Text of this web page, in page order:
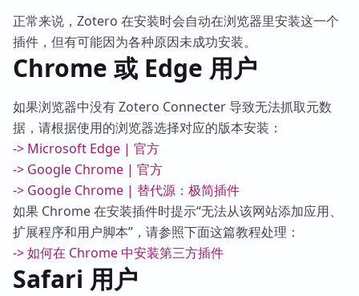
正常来说，Zotero 在安装时会自动在浏览器里安装这一个
插件，但有可能因为各种原因未成功安装。
Chrome 或 Edge 用户
如果浏览器中没有 Zotero Connecter 导致无法抓取元数
据，请根据使用的浏览器选择对应的版本安装：
-> Microsoft Edge | 官方
-> Google Chrome | 官方
-> Google Chrome | 替代源：极简插件
如果 Chrome 在安装插件时提示“无法从该网站添加应用、
扩展程序和用户脚本”，请参照下面这篇教程处理：
-> 如何在 Chrome 中安装第三方插件
Safari 用户